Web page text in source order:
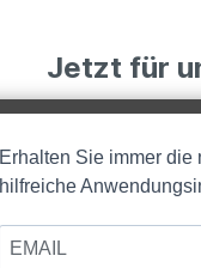
Jetzt für
Erhalten Sie immer
hilfreiche